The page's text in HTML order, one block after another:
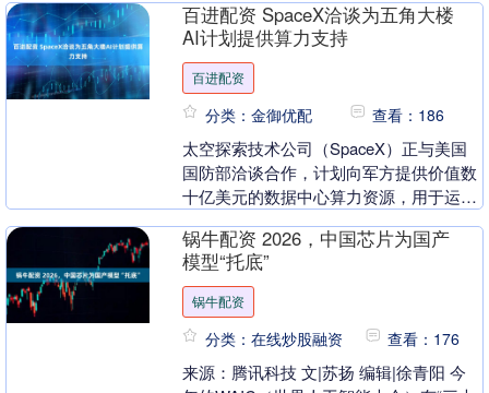
百进配资 SpaceX洽谈为五角大楼
AI计划提供算力支持
百进配资
分类：金御优配 查看：186
太空探索技术公司（SpaceX）正与美国
国防部洽谈合作，计划向军方提供价值数
十亿美元的数据中心算力资源，用于运行
人工智能模型，此举将进一步加深埃隆·马
斯克旗下企....
锅牛配资 2026，中国芯片为国产
模型“托底”
锅牛配资
分类：在线炒股融资 查看：176
来源：腾讯科技 文|苏扬 编辑|徐青阳 今